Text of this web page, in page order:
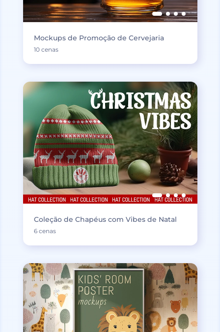
Mockups de Promoção de Cervejaria
10 cenas
Coleção de Chapéus com Vibes de Natal
6 cenas